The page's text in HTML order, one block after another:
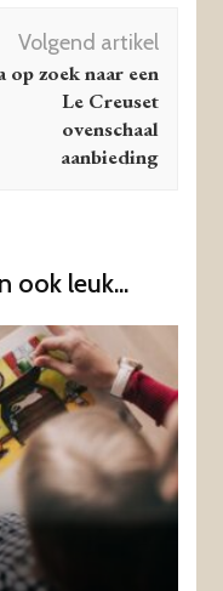
Volgend artikel
op zoek naar een
Le Creuset
ovenschaal
aanbieding
ook leuk...